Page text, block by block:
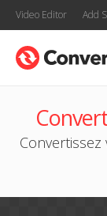
Video Editor Add
Convertissez